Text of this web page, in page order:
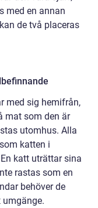
med en annan
de två placeras
med sig hemifrån,
mat som den är
utomhus. Alla
katten i
katt uträttar sina
rastas som en
behöver de